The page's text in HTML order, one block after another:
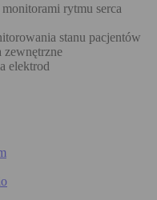
rytmu serca
stanu pacjentów
zewnętrzne
elektrod